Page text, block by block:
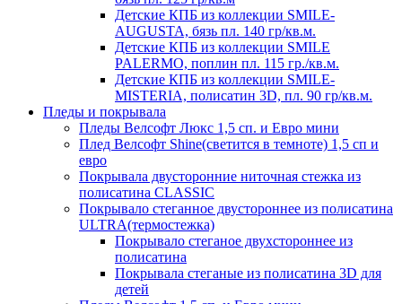
Детские КПБ из коллекции SMILE-
AUGUSTA, бязь пл. 140 гр/кв.м.
Детские КПБ из коллекции SMILE
PALERMO, поплин пл. 115 гр./кв.м.
Детские КПБ из коллекции SMILE-
MISTERIA, полисатин 3D, пл. 90 гр/кв.м.
Пледы и покрывала
Пледы Велсофт Люкс 1,5 сп. и Евро мини
Плед Велсофт Shine(светится в темноте) 1,5 сп и
евро
Покрывала двусторонние ниточная стежка из
полисатина CLASSIC
Покрывало стеганное двустороннее из полисатина
ULTRA(термостежка)
Покрывало стеганое двухстороннее из
полисатина
Покрывала стеганые из полисатина 3D для
детей